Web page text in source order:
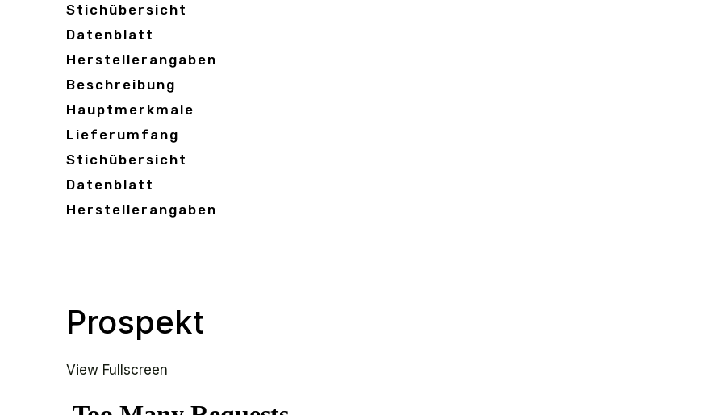
Stichübersicht
Datenblatt
Herstellerangaben
Beschreibung
Hauptmerkmale
Lieferumfang
Stichübersicht
Datenblatt
Herstellerangaben
Prospekt
View Fullscreen